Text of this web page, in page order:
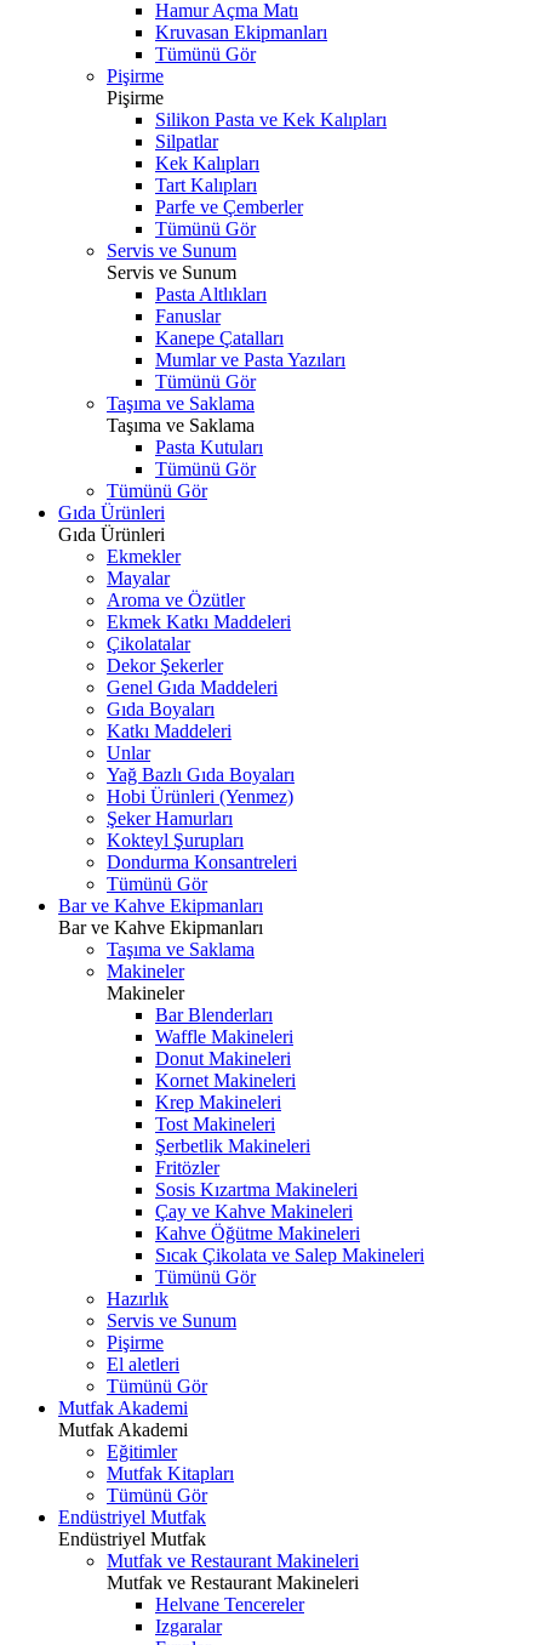
Hamur Açma Matı
Kruvasan Ekipmanları
Tümünü Gör
Pişirme
Pişirme
Silikon Pasta ve Kek Kalıpları
Silpatlar
Kek Kalıpları
Tart Kalıpları
Parfe ve Çemberler
Tümünü Gör
Servis ve Sunum
Servis ve Sunum
Pasta Altlıkları
Fanuslar
Kanepe Çatalları
Mumlar ve Pasta Yazıları
Tümünü Gör
Taşıma ve Saklama
Taşıma ve Saklama
Pasta Kutuları
Tümünü Gör
Tümünü Gör
Gıda Ürünleri
Gıda Ürünleri
Ekmekler
Mayalar
Aroma ve Özütler
Ekmek Katkı Maddeleri
Çikolatalar
Dekor Şekerler
Genel Gıda Maddeleri
Gıda Boyaları
Katkı Maddeleri
Unlar
Yağ Bazlı Gıda Boyaları
Hobi Ürünleri (Yenmez)
Şeker Hamurları
Kokteyl Şurupları
Dondurma Konsantreleri
Tümünü Gör
Bar ve Kahve Ekipmanları
Bar ve Kahve Ekipmanları
Taşıma ve Saklama
Makineler
Makineler
Bar Blenderları
Waffle Makineleri
Donut Makineleri
Kornet Makineleri
Krep Makineleri
Tost Makineleri
Şerbetlik Makineleri
Fritözler
Sosis Kızartma Makineleri
Çay ve Kahve Makineleri
Kahve Öğütme Makineleri
Sıcak Çikolata ve Salep Makineleri
Tümünü Gör
Hazırlık
Servis ve Sunum
Pişirme
El aletleri
Tümünü Gör
Mutfak Akademi
Mutfak Akademi
Eğitimler
Mutfak Kitapları
Tümünü Gör
Endüstriyel Mutfak
Endüstriyel Mutfak
Mutfak ve Restaurant Makineleri
Mutfak ve Restaurant Makineleri
Helvane Tencereler
Izgaralar